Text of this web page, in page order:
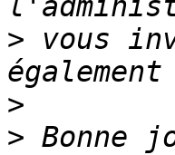
> vous
>
>